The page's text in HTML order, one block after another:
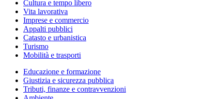
Cultura e tempo libero
Vita lavorativa
Imprese e commercio
Appalti pubblici
Catasto e urbanistica
Turismo
Mobilità e trasporti
Educazione e formazione
Giustizia e sicurezza pubblica
Tributi, finanze e contravvenzioni